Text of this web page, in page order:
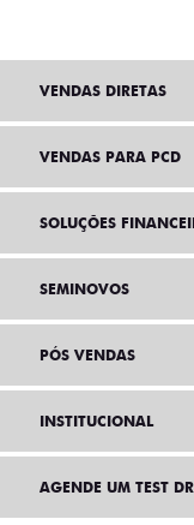
VENDAS DIRETAS
VENDAS PARA PCD
SOLUÇÕES
SEMINOVOS
PÓS VENDAS
INSTITUCIONAL
AGENDE UM TEST